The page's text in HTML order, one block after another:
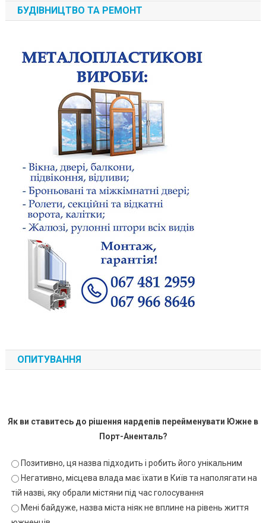
БУДІВНИЦТВО ТА РЕМОНТ
ОПИТУВАННЯ
Як ви ставитесь до рішення нардепів перейменувати Южне в
Порт-Аненталь?
Позитивно, ця назва підходить і робить його унікальним
Негативно, місцева влада має їхати в Київ та наполягати на
тій назві, яку обрали містяни під час голосування
Мені байдуже, назва міста ніяк не вплине на рівень життя